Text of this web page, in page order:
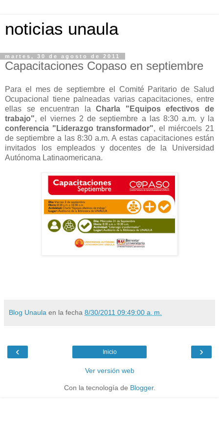
noticias unaula
martes, 30 de agosto de 2011
Capacitaciones Copaso en septiembre
Para el mes de septiembre el Comité Paritario de Salud
Ocupacional tiene palneadas varias capacitaciones, entre
ellas se encuentran laCharla "Equipos efectivos de
trabajo", el viernes 2 de septiembre a las 8:30 a.m. y la
conferencia "Liderazgo transformador", el miércoels 21
de septiembre a las 8:30 a.m. A estas capacitaciones están
invitados los empleados y docentes de la Universidad
Autónoma Latinaomericana.
Blog Unaula en la fecha 8/30/2011 09:49:00 a. m.
‹ ›
Inicio
Ver versión web
Con la tecnología de Blogger.